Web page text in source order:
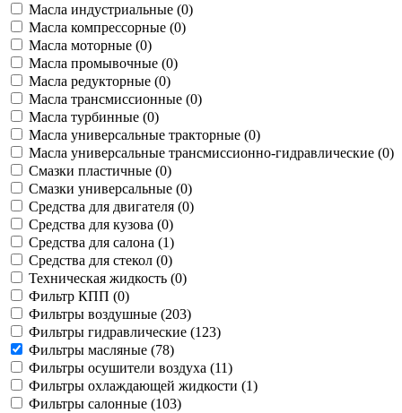
Масла индустриальные (0)
Масла компрессорные (0)
Масла моторные (0)
Масла промывочные (0)
Масла редукторные (0)
Масла трансмиссионные (0)
Масла турбинные (0)
Масла универсальные тракторные (0)
Масла универсальные трансмиссионно-гидравлические (0)
Смазки пластичные (0)
Смазки универсальные (0)
Средства для двигателя (0)
Средства для кузова (0)
Средства для салона (1)
Средства для стекол (0)
Техническая жидкость (0)
Фильтр КПП (0)
Фильтры воздушные (203)
Фильтры гидравлические (123)
Фильтры масляные (78)
Фильтры осушители воздуха (11)
Фильтры охлаждающей жидкости (1)
Фильтры салонные (103)